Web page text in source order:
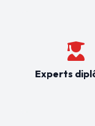
Experts